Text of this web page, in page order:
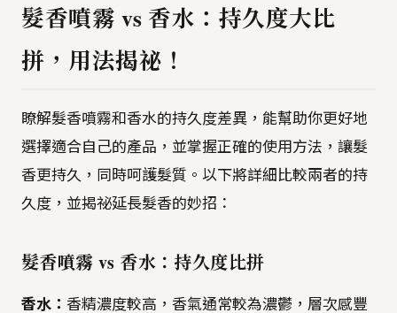
髮香噴霧 vs 香水：持久度大比
拼，用法揭祕！
瞭解髮香噴霧和香水的持久度差異，能幫助你更好地
選擇適合自己的產品，並掌握正確的使用方法，讓髮
香更持久，同時呵護髮質。以下將詳細比較兩者的持
久度，並揭祕延長髮香的妙招：
髮香噴霧 vs 香水：持久度比拼
香水： 香精濃度較高，香氣通常較為濃鬱，層次感豐